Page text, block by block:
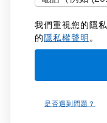
我們重視您的隱
的隱私權聲明 。
是否遇到問題？